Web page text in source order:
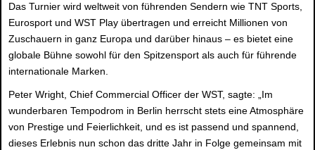
Das Turnier wird weltweit von führenden Sendern wie TNT Sports,
Eurosport und WST Play übertragen und erreicht Millionen von
Zuschauern in ganz Europa und darüber hinaus – es bietet eine
globale Bühne sowohl für den Spitzensport als auch für führende
internationale Marken.
Peter Wright, Chief Commercial Officer der WST, sagte: „Im
wunderbaren Tempodrom in Berlin herrscht stets eine Atmosphäre
von Prestige und Feierlichkeit, und es ist passend und spannend,
dieses Erlebnis nun schon das dritte Jahr in Folge gemeinsam mit